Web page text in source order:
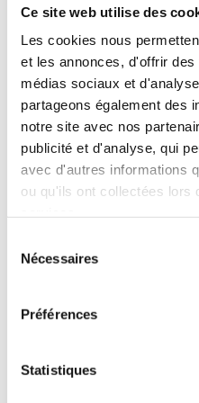
Ce site web utilise des
Les cookies nous
et les annonces, d'offrir
médias sociaux et
partageons également des
notre site avec nos
publicité et d'analyse, qui
avec d'autres informations
ou qu'ils ont collectées lors
Nécessaires
Préférences
Statistiques
ALARME DE RECUL
VALVE ANTI-PATINAGE
PRISES HYDRAULIQUES